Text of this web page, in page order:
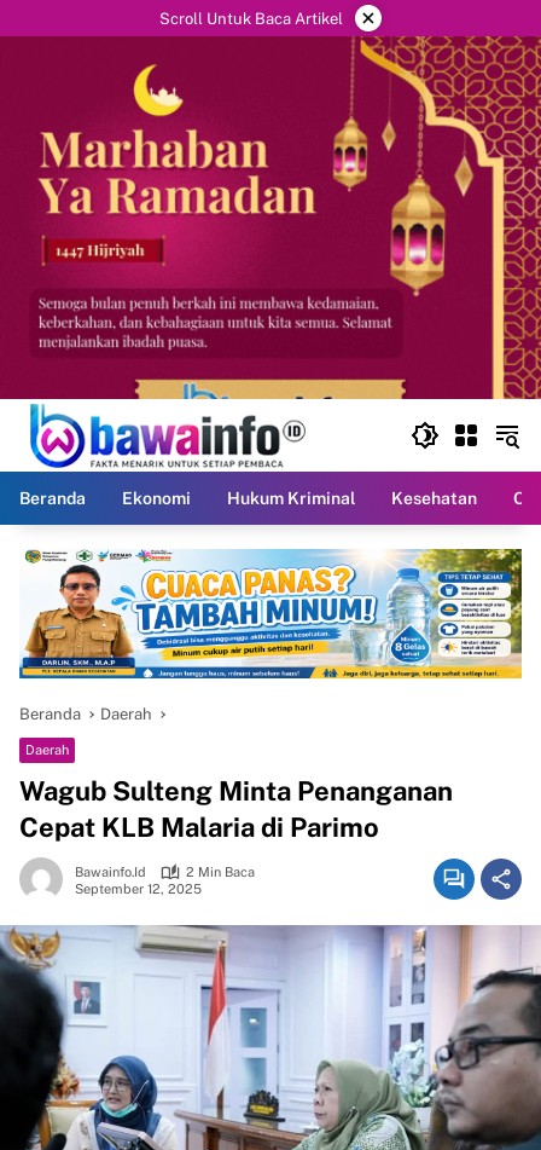
ke
Scroll Untuk Baca Artikel ×
Beranda Ekonomi Hukum Kriminal Kesehatan
Beranda Daerah
Daerah
Wagub Sulteng Minta Penanganan
Cepat KLB Malaria di Parimo
Bawainfo.id
2 Min Baca
September 12, 2025